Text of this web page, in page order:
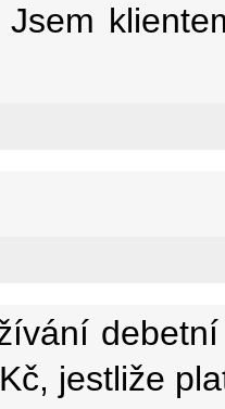
jestliže